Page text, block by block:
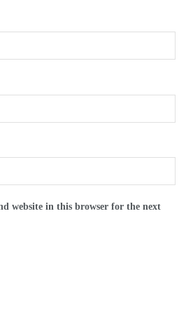
website in this browser for the next